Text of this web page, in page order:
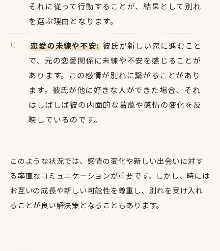
それに従って行動することが、結果として別れ
を選ぶ理由となります。
恋愛の未練や不安: 彼氏が新しい恋に進むこと
で、元の恋愛関係に未練や不安を感じることが
あります。この感情が別れに繋がることがあり
ます。彼氏が他に好きな人ができた場合、それ
はしばしば彼の内面的な葛藤や感情の変化を反
映しているのです。
このような状況では、感情の変化や新しい出会いに対す
る率直なコミュニケーションが重要です。しかし、時には
お互いの成長や新しい可能性を尊重し、別れを受け入れ
ることが良い解決策となることもあります。